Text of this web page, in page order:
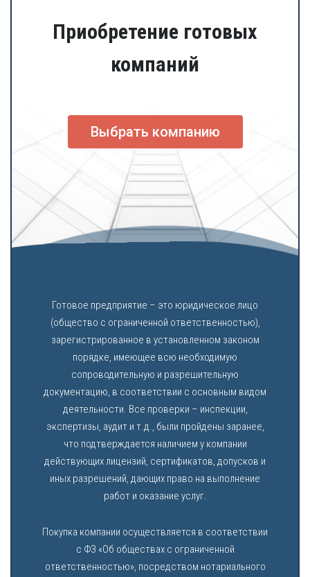
Приобретение готовых
компаний
Выбрать компанию
Готовое предприятие – это юридическое лицо
(общество с ограниченной ответственностью),
зарегистрированное в установленном законом
порядке, имеющее всю необходимую
сопроводительную и разрешительную
документацию, в соответствии с основным видом
деятельности. Все проверки – инспекции,
экспертизы, аудит и т.д., были пройдены заранее,
что подтверждается наличием у компании
действующих лицензий, сертификатов, допусков и
иных разрешений, дающих право на выполнение
работ и оказание услуг.
Покупка компании осуществляется в соответствии
с ФЗ «Об обществах с ограниченной
ответственностью», посредством нотариального